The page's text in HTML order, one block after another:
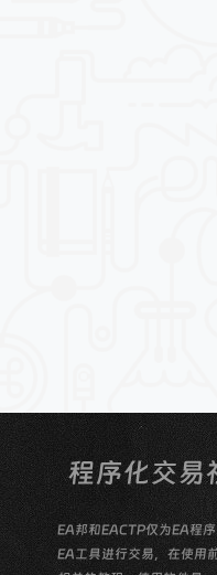
EA邦和EACTP仅为EA程
EA工具进行交易，在使用